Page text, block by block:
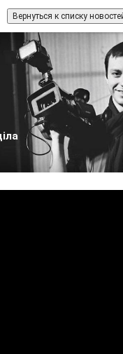
Вернуться к списку